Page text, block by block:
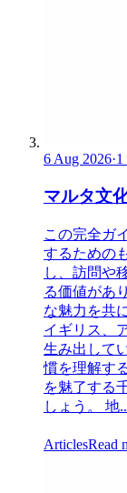
6 Aug 2026·1
マルタ文
この完全ガ
するための
し、訪問や
る価値があ
な魅力を共
イギリス、
生み出して
慣を理解す
を魅了する
しょう。 地
ArticlesRead